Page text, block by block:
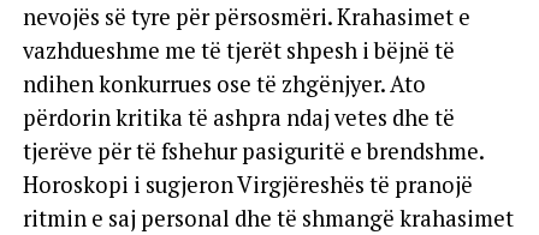
nevojës së tyre për përsosmëri. Krahasimet e
vazhdueshme me të tjerët shpesh i bëjnë të
ndihen konkurrues ose të zhgënjyer. Ato
përdorin kritika të ashpra ndaj vetes dhe të
tjerëve për të fshehur pasiguritë e brendshme.
Horoskopi i sugjeron Virgjëreshës të pranojë
ritmin e saj personal dhe të shmangë krahasimet